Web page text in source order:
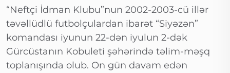
“Neftçi İdman Klubu”nun 2002-2003-cü illər
təvəllüdlü futbolçulardan ibarət “Siyəzən”
komandası iyunun 22-dən iyulun 2-dək
Gürcüstanın Kobuleti şəhərində təlim-məşq
toplanışında olub. On gün davam edən